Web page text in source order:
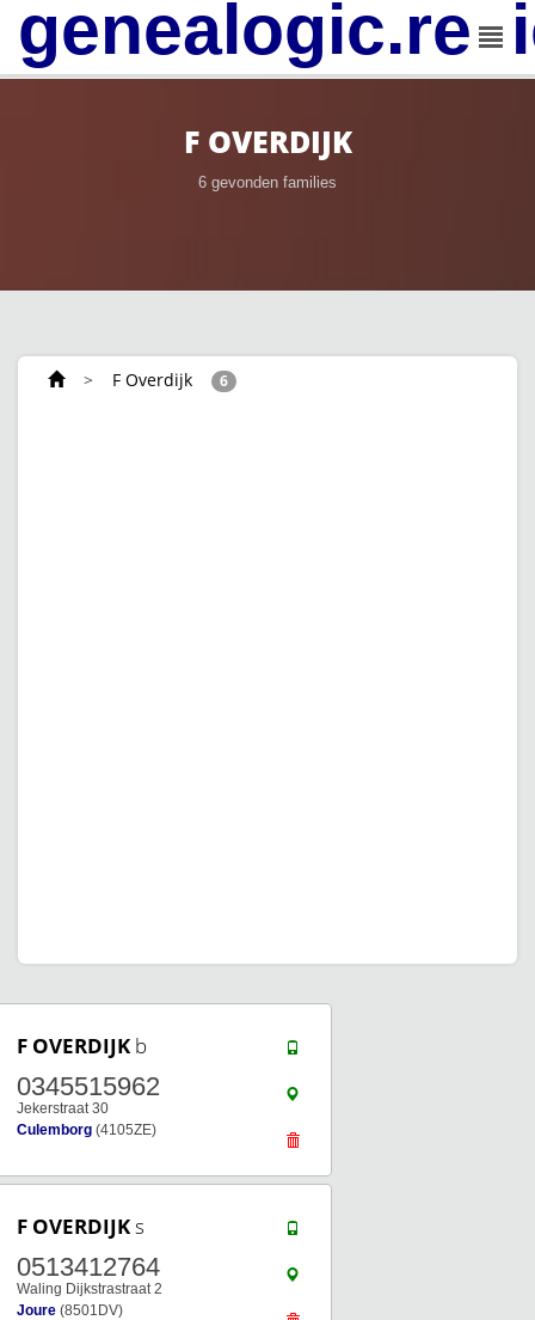
F OVERDIJK
6 gevonden families
> F Overdijk 6
F OVERDIJK b
0345515962
Jekerstraat 30
Culemborg (4105ZE)
F OVERDIJKs
0513412764
Waling Dijkstrastraat 2
Joure (8501DV)